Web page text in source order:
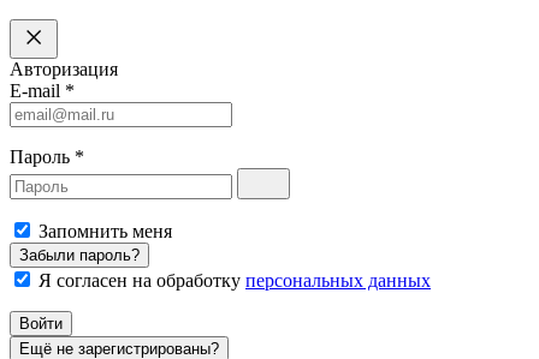
Авторизация
E-mail *
Пароль *
Запомнить меня
Забыли пароль?
Я согласен на обработку персональных данных
Войти
Ещё не зарегистрированы?